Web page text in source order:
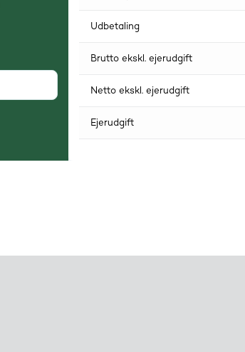
Udbetaling
Brutto ekskl. ejerudgift
Netto ekskl. ejerudgift
Ejerudgift